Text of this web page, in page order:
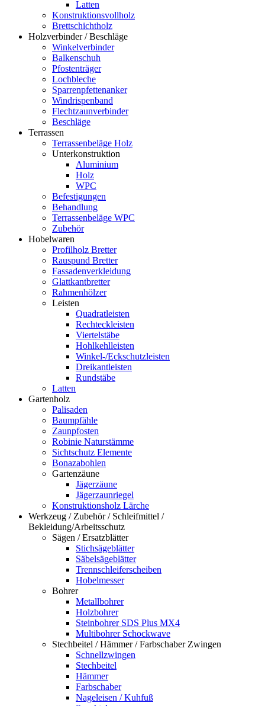
Latten
Konstruktionsvollholz
Brettschichtholz
Holzverbinder / Beschläge
Winkelverbinder
Balkenschuh
Pfostenträger
Lochbleche
Sparrenpfettenanker
Windrispenband
Flechtzaunverbinder
Beschläge
Terrassen
Terrassenbeläge Holz
Unterkonstruktion
Aluminium
Holz
WPC
Befestigungen
Behandlung
Terrassenbeläge WPC
Zubehör
Hobelwaren
Profilholz Bretter
Rauspund Bretter
Fassadenverkleidung
Glattkantbretter
Rahmenhölzer
Leisten
Quadratleisten
Rechteckleisten
Viertelstäbe
Hohlkehlleisten
Winkel-/Eckschutzleisten
Dreikantleisten
Rundstäbe
Latten
Gartenholz
Palisaden
Baumpfähle
Zaunpfosten
Robinie Naturstämme
Sichtschutz Elemente
Bonazabohlen
Gartenzäune
Jägerzäune
Jägerzaunriegel
Konstruktionsholz Lärche
Werkzeug / Zubehör / Schleifmittel /
Bekleidung/Arbeitsschutz
Sägen / Ersatzblätter
Stichsägeblätter
Säbelsägeblätter
Trennschleiferscheiben
Hobelmesser
Bohrer
Metallbohrer
Holzbohrer
Steinbohrer SDS Plus MX4
Multibohrer Schockwave
Stechbeitel / Hämmer / Farbschaber Zwingen
Schnellzwingen
Stechbeitel
Hämmer
Farbschaber
Nageleisen / Kuhfuß